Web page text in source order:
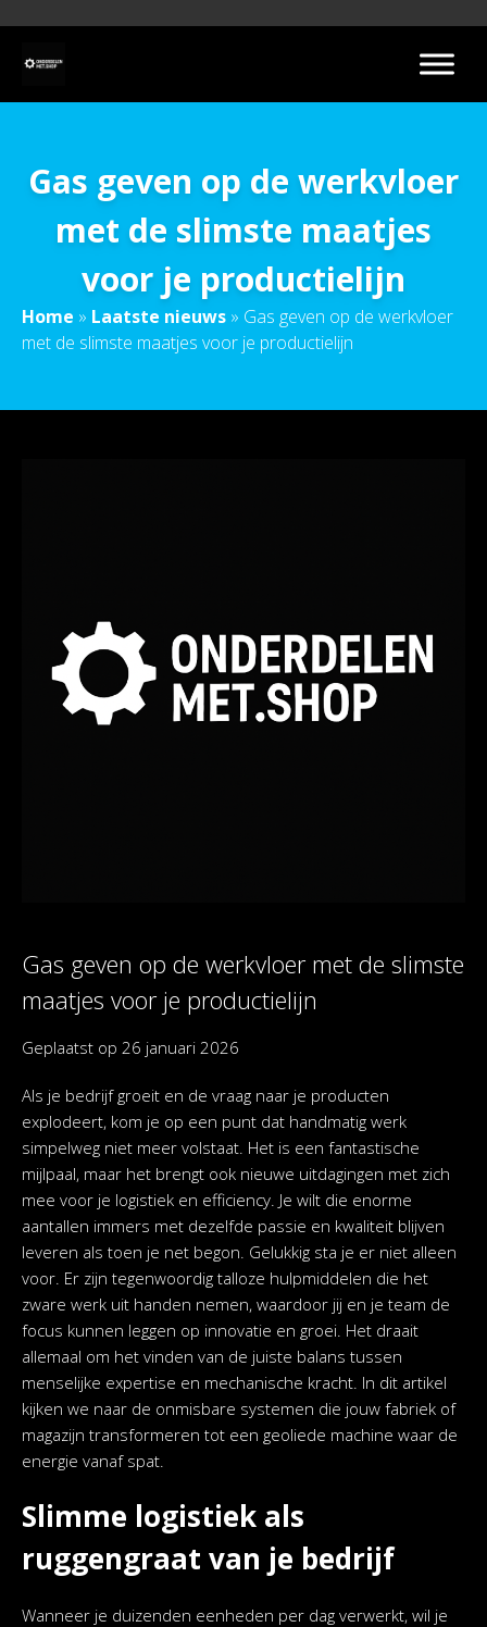
Gas geven op de werkvloer
met de slimste maatjes
voor je productielijn
Home » Laatste nieuws » Gas geven op de werkvloer
met de slimste maatjes voor je productielijn
Gas geven op de werkvloer met de slimste
maatjes voor je productielijn
Geplaatst op 26 januari 2026
Als je bedrijf groeit en de vraag naar je producten
explodeert, kom je op een punt dat handmatig werk
simpelweg niet meer volstaat. Het is een fantastische
mijlpaal, maar het brengt ook nieuwe uitdagingen met zich
mee voor je logistiek en efficiency. Je wilt die enorme
aantallen immers met dezelfde passie en kwaliteit blijven
leveren als toen je net begon. Gelukkig sta je er niet alleen
voor. Er zijn tegenwoordig talloze hulpmiddelen die het
zware werk uit handen nemen, waardoor jij en je team de
focus kunnen leggen op innovatie en groei. Het draait
allemaal om het vinden van de juiste balans tussen
menselijke expertise en mechanische kracht. In dit artikel
kijken we naar de onmisbare systemen die jouw fabriek of
magazijn transformeren tot een geoliede machine waar de
energie vanaf spat.
Slimme logistiek als
ruggengraat van je bedrijf
Wanneer je duizenden eenheden per dag verwerkt, wil je